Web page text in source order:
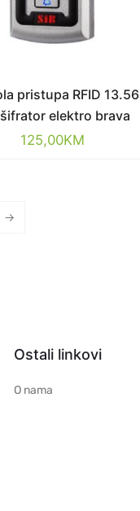
pristupa RFID 13.56
elektro brava
125,00KM
→
Ostali linkovi
O nama